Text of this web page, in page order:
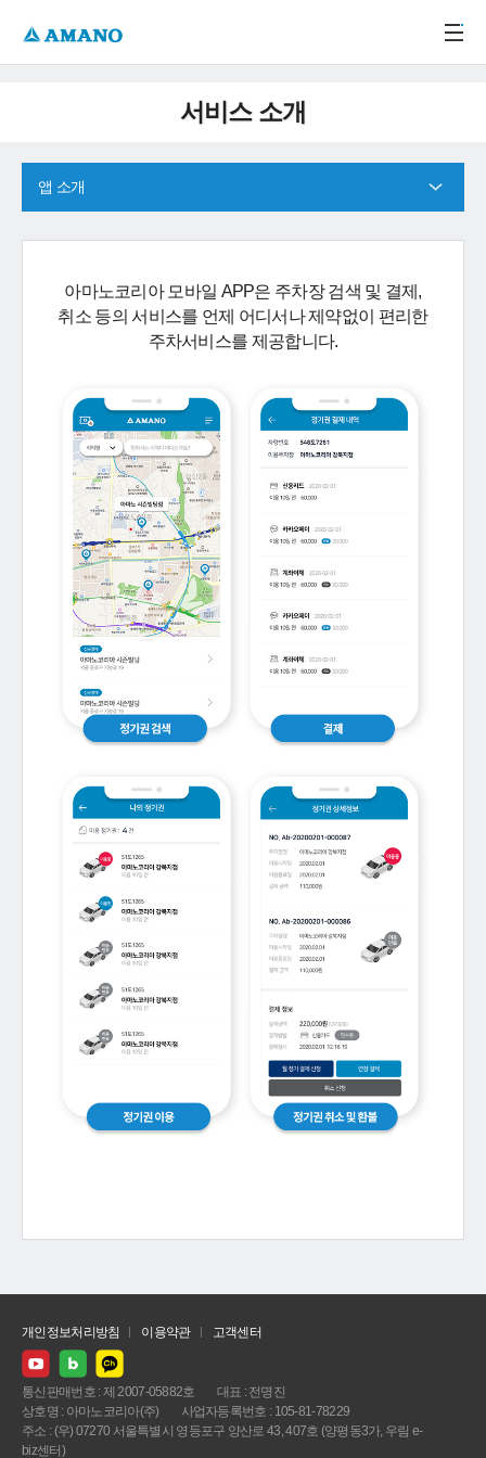
서비스 소개
앱 소개
아마노코리아 모바일 APP은 주차장 검색 및 결제,
취소 등의 서비스를 언제 어디서나 제약없이 편리한
주차서비스를 제공합니다.
개인정보처리방침 이용약관 고객센터
통신판매번호 : 제 2007-05882호
대표 : 전명진
상호명 : 아마노코리아(주)
사업자등록번호 : 105-81-78229
주소 : (우) 07270 서울특별시 영등포구 양산로 43, 407호 (양평동3가, 우림 e-
biz센터)